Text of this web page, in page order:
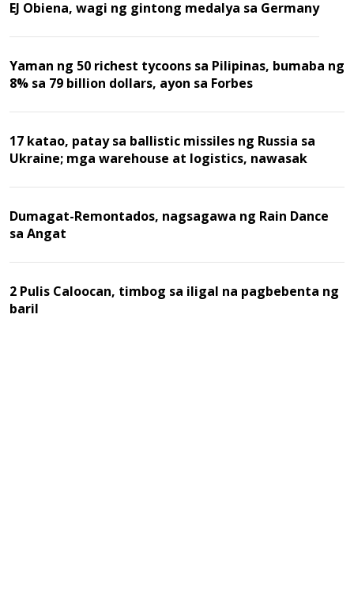
EJ Obiena, wagi ng gintong medalya sa Germany
Yaman ng 50 richest tycoons sa Pilipinas, bumaba ng
8% sa 79 billion dollars, ayon sa Forbes
17 katao, patay sa ballistic missiles ng Russia sa
Ukraine; mga warehouse at logistics, nawasak
Dumagat-Remontados, nagsagawa ng Rain Dance
sa Angat
2 Pulis Caloocan, timbog sa iligal na pagbebenta ng
baril